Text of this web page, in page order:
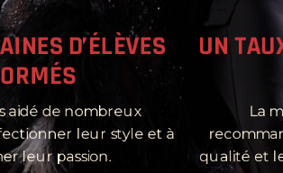
D’ÉLÈVES
aidé de nombreux
leur style et à
leur passion.
UN
La
qualité et